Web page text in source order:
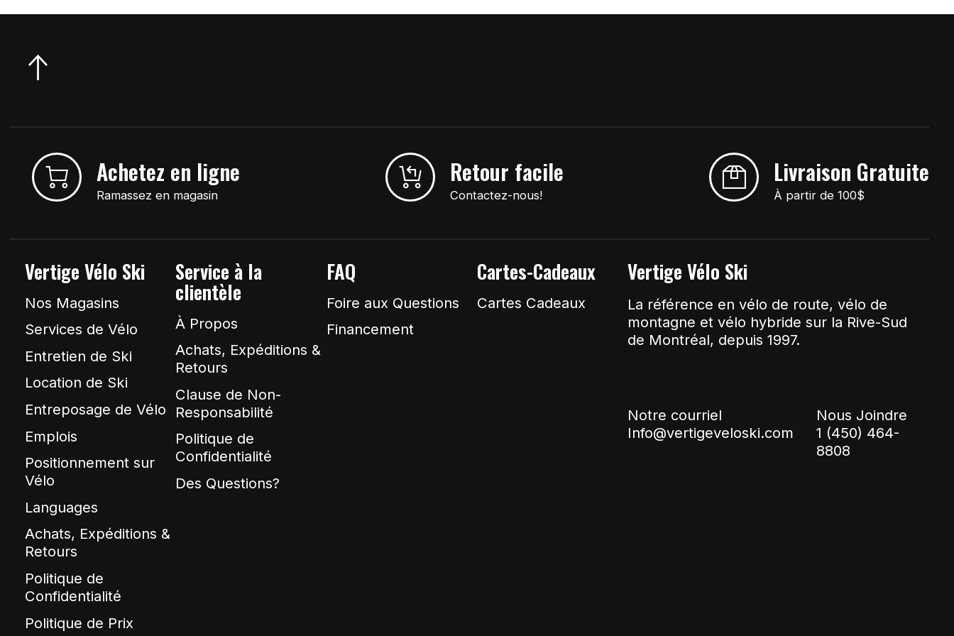
Achetez en ligne
Ramassez en magasin
Retour facile
Contactez-nous!
Livraison Gratuite
À partir de 100$
Vertige Vélo Ski
Nos Magasins
Services de Vélo
Entretien de Ski
Location de Ski
Entreposage de Vélo
Emplois
Positionnement sur
Vélo
Languages
Achats, Expéditions &
Retours
Politique de
Confidentialité
Politique de Prix
Service à la
clientèle
À Propos
Achats, Expéditions &
Retours
Clause de Non-
Responsabilité
Politique de
Confidentialité
Des Questions?
FAQ
Foire aux Questions
Financement
Cartes-Cadeaux
Cartes Cadeaux
Vertige Vélo Ski
La référence en vélo de route, vélo de
montagne et vélo hybride sur la Rive-Sud
de Montréal, depuis 1997.
Notre courriel
Info@vertigeveloski.com
Nous Joindre
1 (450) 464-
8808